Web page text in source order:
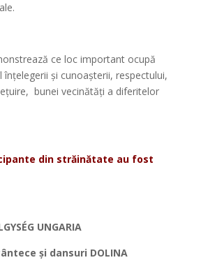
ce loc important ocupă
înțelegerii și cunoașterii, respectului,
bunei vecinătăți a diferitelor
din străinătate au fost
UNGARIA
și dansuri DOLINA